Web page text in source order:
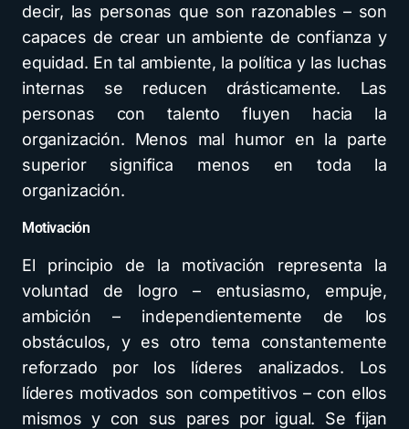
decir, las personas que son razonables – son
capaces de crear un ambiente de confianza y
equidad. En tal ambiente, la política y las luchas
internas se reducen drásticamente. Las
personas con talento fluyen hacia la
organización. Menos mal humor en la parte
superior significa menos en toda la
organización.
Motivación
El principio de la motivación representa la
voluntad de logro – entusiasmo, empuje,
ambición – independientemente de los
obstáculos, y es otro tema constantemente
reforzado por los líderes analizados. Los
líderes motivados son competitivos – con ellos
mismos y con sus pares por igual. Se fijan